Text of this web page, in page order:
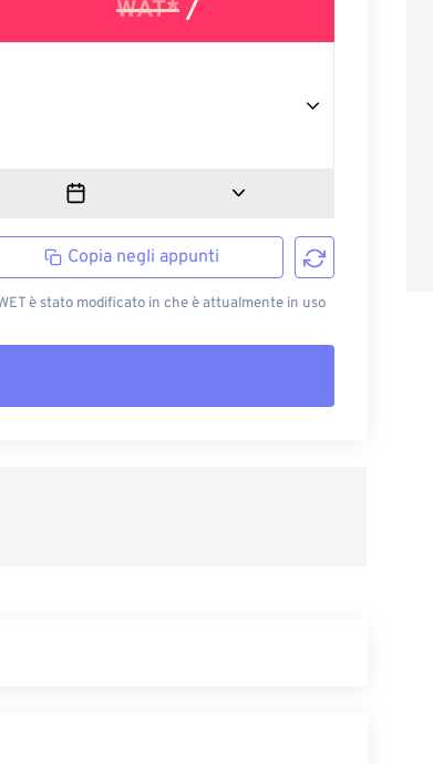
WAT*/
Copia negli appunti
è stato modificato in che è attualmente in uso